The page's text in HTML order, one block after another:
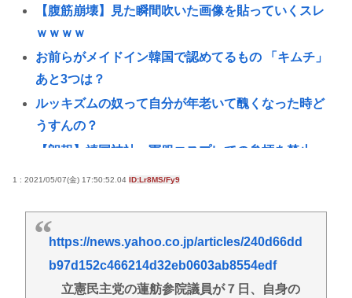
【腹筋崩壊】見た瞬間吹いた画像を貼っていくスレ
ｗｗｗｗ
お前らがメイドイン韓国で認めてるもの 「キムチ」
あと3つは？
ルッキズムの奴って自分が年老いて醜くなった時ど
うすんの？
【朗報】靖国神社、軍服コスプレでの参拝を禁止へ
路…なんだこれ？ [8/8]
タイピング最強になりたいどうすればいいか教えろ
【共産党】募金中に中指がメガネに当たった？物理
的に不可能と大爆笑
1 : 2021/05/07(金) 17:50:52.04 ID:Lr8MS/Fy9
https://news.yahoo.co.jp/articles/240d66dd
b97d152c466214d32eb0603ab8554edf
立憲民主党の蓮舫参院議員が７日、自身の